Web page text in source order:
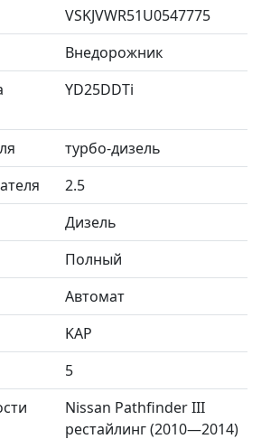
VSKJVWR51U0547775
Внедорожник
YD25DDTi
турбо-дизель
2.5
Дизель
Полный
Автомат
KAP
5
Nissan Pathfinder III
рестайлинг (2010—2014)